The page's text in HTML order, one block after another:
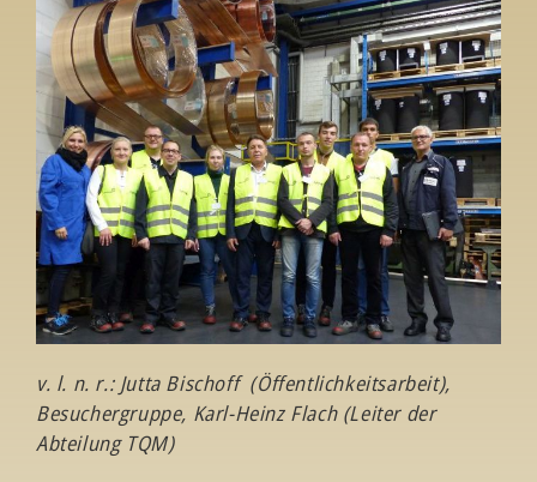
v. l. n. r.: Jutta Bischoff (Öffentlichkeitsarbeit),
Besuchergruppe, Karl-Heinz Flach (Leiter der
Abteilung TQM)